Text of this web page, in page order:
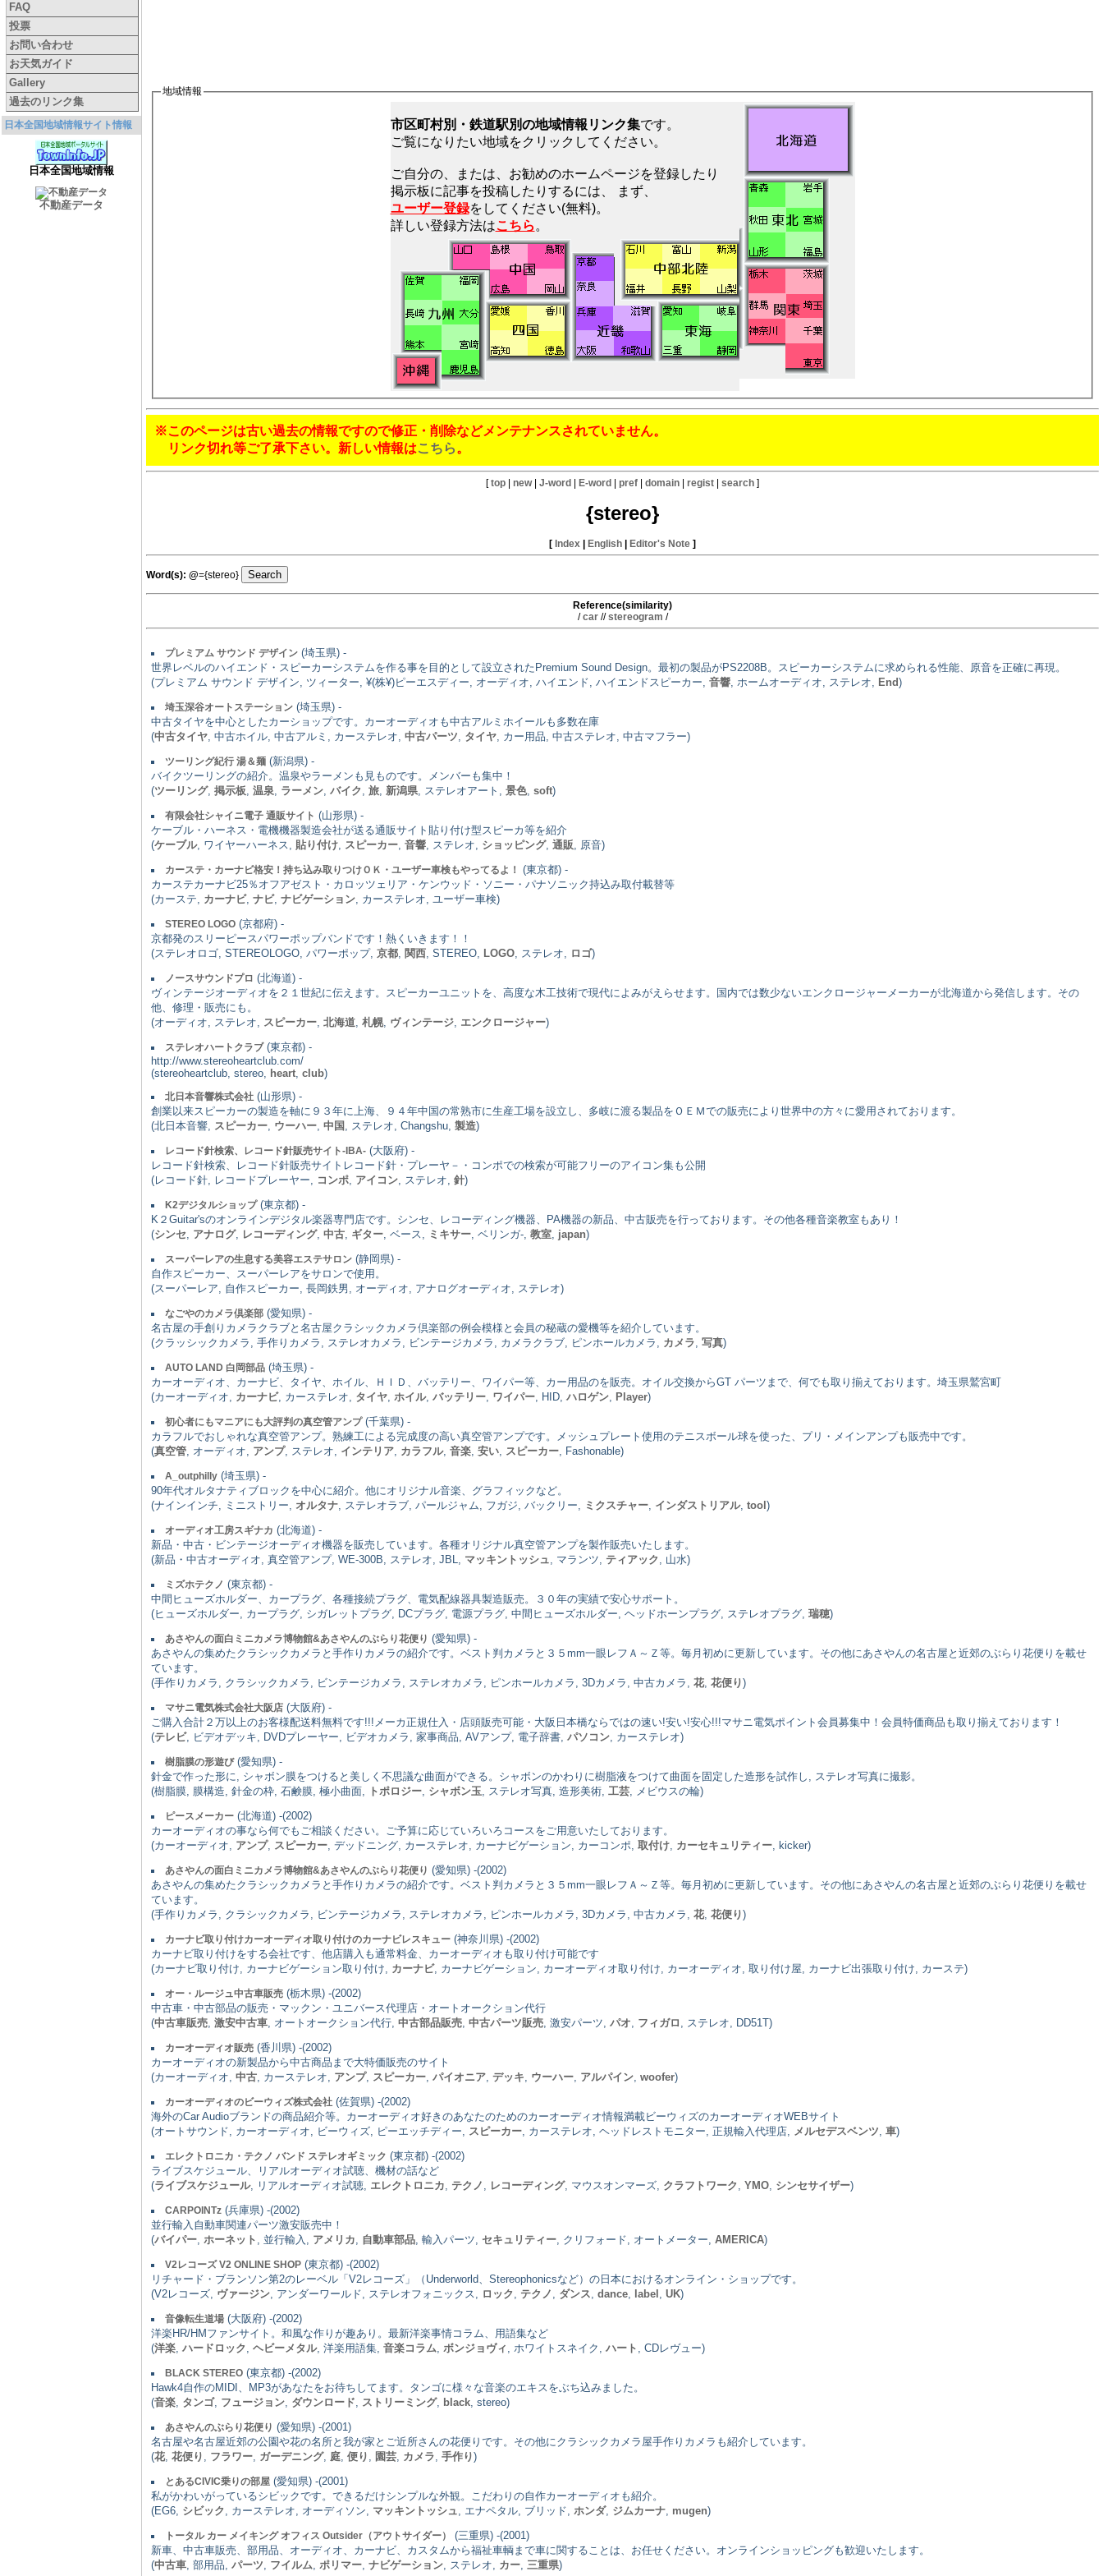
FAQ
投票
お問い合わせ
お天気ガイド
Gallery
過去のリンク集
日本全国地域情報サイト情報
日本全国地域情報
不動産データ
地域情報
市区町村別・鉄道駅別の地域情報リンク集です。
ご覧になりたい地域をクリックしてください。
ご自分の、または、お勧めのホームページを登録したり
掲示板に記事を投稿したりするには、 まず、
ユーザー登録をしてください(無料)。
詳しい登録方法はこちら 。
※このページは古い過去の情報ですので修正・削除などメンテナンスされていません。
リンク切れ等ご了承下さい。新しい情報はこちら。
[top | new| J-word | E-word | pref | domain | regist | search ]
{stereo}
[ Index | English | Editor's Note ]
Word(s): @={stereo}
Reference(similarity)
/car//stereogram /
プレミアム サウンド デザイン (埼玉県) -
世界レベルのハイエンド・スピーカーシステムを作る事を目的として設立されたPremium Sound Design。最初の製品がPS2208B。スピーカーシステムに求められる性能、原音を正確に再現。
(プレミアム サウンド デザイン, ツィーター, ¥(株¥)ピーエスディー, オーディオ, ハイエンド, ハイエンドスピーカー, 音響 , ホームオーディオ, ステレオ, End)
埼玉深谷オートステーション (埼玉県) -
中古タイヤを中心としたカーショップです。カーオーディオも中古アルミホイールも多数在庫
(中古タイヤ , 中古ホイル, 中古アルミ, カーステレオ, 中古パーツ タイヤ , カー用品, 中古ステレオ, 中古マフラー)
ツーリング紀行 湯＆麺 (新潟県) -
バイクツーリングの紹介。温泉やラーメンも見ものです。メンバーも集中！
(ツーリング, 掲示板 温泉 ラーメン バイク 旅 新潟県 , ステレオアート, 景色, soft)
有限会社シャイニ電子 通販サイト (山形県) -
ケーブル・ハーネス・電機機器製造会社が送る通販サイト貼り付け型スピーカ等を紹介
(ケーブル, ワイヤーハーネス, 貼り付け スピーカー 音響 , ステレオ, ショッピング, 通販 , 原音)
カーステ・カーナビ格安！持ち込み取りつけＯＫ・ユーザー車検もやってるよ！
(東京都) -
カーステカーナビ25％オフアゼスト・カロッツェリア・ケンウッド・ソニー・パナソニック持込み取付載替等
(カーステ, カーナビ, ナビ, ナビゲーション , カーステレオ, ユーザー車検)
STEREO LOGO (京都府) -
京都発のスリーピースパワーポップバンドです！熱くいきます！！
(ステレオロゴ, STEREOLOGO, パワーポップ, 京都 関西 , STEREO, LOGO , ステレオ, ロゴ)
ノースサウンドプロ (北海道) -
ヴィンテージオーディオを２１世紀に伝えます。スピーカーユニットを、高度な木工技術で現代によみがえらせます。国内では数少ないエンクロージャーメーカーが北海道から発信します。その
他、修理・販売にも。
(オーディオ, ステレオ,
スピーカー 北海道 札幌, ヴィンテージ エンクロージャー)
ステレオハートクラブ(東京都) -
http://www.stereoheartclub.com/
(stereoheartclub, stereo,
heart club)
北日本音響株式会社 (山形県) -
創業以来スピーカーの製造を軸に９３年に上海、９４年中国の常熟市に生産工場を設立し、多岐に渡る製品をＯＥＭでの販売により世界中の方々に愛用されております。
(北日本音響,
スピーカー ウーハー 中国 , ステレオ, Changshu, 製造)
レコード針検索、レコード針販売サイト-IBA- (大阪府) -
レコード針検索、レコード針販売サイトレコード針・プレーヤ－・コンポでの検索が可能フリーのアイコン集も公開
(レコード針, レコードプレーヤー,
コンポ アイコン , ステレオ, 針)
K2デジタルショップ(東京都) -
K２Guitar'sのオンラインデジタル楽器専門店です。シンセ、レコーディング機器、PA機器の新品、中古販売を行っております。その他各種音楽教室もあり！
(シンセ アナログ, レコーディング, 中古 ギター , ベース, ミキサー , ベリンガ-, 教室 japan)
スーパーレアの生息する美容エステサロン (静岡県) -
自作スピーカー、スーパーレアをサロンで使用。
(スーパーレア, 自作スピーカー, 長岡鉄男, オーディオ, アナログオーディオ, ステレオ)
なごやのカメラ倶楽部 (愛知県) -
名古屋の手創りカメラクラブと名古屋クラシックカメラ倶楽部の例会模様と会員の秘蔵の愛機等を紹介しています。
(クラッシックカメラ, 手作りカメラ, ステレオカメラ, ビンテージカメラ, カメラクラブ, ピンホールカメラ, カメラ 写真)
AUTO LAND 白岡部品 (埼玉県) -
カーオーディオ、カーナビ、タイヤ、ホイル、ＨＩＤ、バッテリー、ワイパー等、カー用品のを販売。オイル交換からGT パーツまで、何でも取り揃えております。埼玉県鷲宮町
(カーオーディオ, カーナビ, カーステレオ, タイヤ ホイル, バッテリー ワイパー , HID, ハロゲン Player)
初心者にもマニアにも大評判の真空管アンプ(千葉県) -
カラフルでおしゃれな真空管アンプ。熟練工による完成度の高い真空管アンプです。メッシュプレート使用のテニスボール球を使った、プリ・メインアンプも販売中です。
(真空管 , オーディオ, アンプ, ステレオ, インテリア カラフル, 音楽 安い スピーカー , Fashonable)
A_outphilly (埼玉県) -
90年代オルタナティブロックを中心に紹介。他にオリジナル音楽、グラフィックなど。
(ナインインチ, ミニストリー, オルタナ , ステレオラブ, パールジャム, フガジ, バックリー, ミクスチャー インダストリアル, tool )
オーディオ工房スギナカ (北海道) -
新品・中古・ビンテージオーディオ機器を販売しています。各種オリジナル真空管アンプを製作販売いたします。
(新品・中古オーディオ, 真空管アンプ, WE-300B, ステレオ, JBL, マッキントッシュ , マランツ, ティアック , 山水)
ミズホテクノ (東京都) -
中間ヒューズホルダー、カープラグ、各種接続プラグ、電気配線器具製造販売。３０年の実績で安心サポート。
(ヒューズホルダー, カープラグ, シガレットプラグ, DCプラグ, 電源プラグ, 中間ヒューズホルダー, ヘッドホーンプラグ, ステレオプラグ, 瑞穂)
あさやんの面白ミニカメラ博物館&あさやんのぶらり花便り (愛知県) -
あさやんの集めたクラシックカメラと手作りカメラの紹介です。ベスト判カメラと３５mm一眼レフＡ～Ｚ等。毎月初めに更新しています。その他にあさやんの名古屋と近郊のぶらり花便りを載せ
ています。
(手作りカメラ, クラシックカメラ, ビンテージカメラ, ステレオカメラ, ピンホールカメラ, 3Dカメラ, 中古カメラ, 花, 花便り)
マサニ電気株式会社大阪店 (大阪府) -
ご購入合計２万以上のお客様配送料無料です!!!メーカ正規仕入・店頭販売可能・大阪日本橋ならではの速い!安い!安心!!!マサニ電気ポイント会員募集中！会員特価商品も取り揃えております！
(テレビ, ビデオデッキ, DVDプレーヤー, ビデオカメラ, 家事商品, AVアンプ, 電子辞書, パソコン , カーステレオ)
樹脂膜の形遊び(愛知県) -
針金で作った形に, シャボン膜をつけると美しく不思議な曲面ができる。シャボンのかわりに樹脂液をつけて曲面を固定した造形を試作し, ステレオ写真に撮影。
(樹脂膜, 膜構造, 針金の枠, 石鹸膜, 極小曲面,
トポロジー シャボン玉 , ステレオ写真, 造形美術, 工芸 , メビウスの輪)
ピースメーカー (北海道) -(2002)
カーオーディオの事なら何でもご相談ください。ご予算に応じていろいろコースをご用意いたしております。
(カーオーディオ, アンプ, スピーカー , デッドニング, カーステレオ, カーナビゲーション, カーコンポ, 取付け カーセキュリティー , kicker)
あさやんの面白ミニカメラ博物館&あさやんのぶらり花便り (愛知県) -(2002)
あさやんの集めたクラシックカメラと手作りカメラの紹介です。ベスト判カメラと３５mm一眼レフＡ～Ｚ等。毎月初めに更新しています。その他にあさやんの名古屋と近郊のぶらり花便りを載せ
ています。
(手作りカメラ, クラシックカメラ, ビンテージカメラ, ステレオカメラ, ピンホールカメラ, 3Dカメラ, 中古カメラ, 花, 花便り)
カーナビ取り付けカーオーディオ取り付けのカーナビレスキュー (神奈川県) -(2002)
カーナビ取り付けをする会社です、他店購入も通常料金、カーオーディオも取り付け可能です
(カーナビ取り付け, カーナビゲーション取り付け, カーナビ, カーナビゲーション, カーオーディオ取り付け, カーオーディオ, 取り付け屋, カーナビ出張取り付け, カーステ)
オー・ルージュ中古車販売 (栃木県) -(2002)
中古車・中古部品の販売・マックン・ユニバース代理店・オートオークション代行
(中古車販売 激安中古車 , オートオークション代行, 中古部品販売 中古パーツ販売 , 激安パーツ, パオ フィガロ , ステレオ, DD51T)
カーオーディオ販売 (香川県) -(2002)
カーオーディオの新製品から中古商品まで大特価販売のサイト
(カーオーディオ, 中古 , カーステレオ, アンプ, スピーカー パイオニア デッキ ウーハー アルパイン woofer)
カーオーディオのビーウィズ株式会社 (佐賀県) -(2002)
海外のCar Audioブランドの商品紹介等。カーオーディオ好きのあなたのためのカーオーディオ情報満載ビーウィズのカーオーディオWEBサイト
(オートサウンド, カーオーディオ, ビーウィズ, ピーエッチディー,
スピーカー , カーステレオ, ヘッドレストモニター, 正規輸入代理店, メルセデスベンツ 車)
エレクトロニカ・テクノ バンド ステレオギミック (東京都) -(2002)
ライブスケジュール、リアルオーディオ試聴、機材の話など
(ライブスケジュール, リアルオーディオ試聴, エレクトロニカ テクノ レコーディング, マウスオンマーズ, クラフトワーク YMO シンセサイザー)
CARPOINTz (兵庫県) -(2002)
並行輸入自動車関連パーツ激安販売中！
(バイパー ホーネット , 並行輸入, アメリカ 自動車部品 , 輸入パーツ, セキュリティー , クリフォード, オートメーター, AMERICA)
V2レコーズ V2 ONLINE SHOP (東京都) -(2002)
リチャード・ブランソン第2のレーベル「V2レコーズ」（Underworld、Stereophonicsなど）の日本におけるオンライン・ショップです。
(V2レコーズ, ヴァージン , アンダーワールド, ステレオフォニックス, ロック テクノ ダンス dance label UK)
音像転生道場 (大阪府) -(2002)
洋楽HR/HMファンサイト。和風な作りが趣あり。最新洋楽事情コラム、用語集など
(洋楽 ハードロック ヘビーメタル, 洋楽用語集, 音楽コラム ボンジョヴィ , ホワイトスネイク, ハート , CDレヴュー)
BLACK STEREO (東京都) -(2002)
Hawk4自作のMIDI、MP3があなたをお待ちしてます。タンゴに様々な音楽のエキスをぶち込みました。
(音楽 タンゴ, フュージョン ダウンロード ストリーミング, black , stereo)
あさやんのぶらり花便り (愛知県) -(2001)
名古屋や名古屋近郊の公園や花の名所と我が家とご近所さんの花便りです。その他にクラシックカメラ屋手作りカメラも紹介しています。
(花, 花便り フラワー ガーデニング, 庭 便り 園芸 カメラ 手作り)
とあるCIVIC乗りの部屋 (愛知県) -(2001)
私がかわいがっているシビックです。できるだけシンプルな外観。こだわりの自作カーオーディオも紹介。
(EG6, シビック , カーステレオ, オーディソン, マッキントッシュ , エナペタル, ブリッド, ホンダ, ジムカーナ mugen)
トータル カー メイキング オフィス Outsider（アウトサイダー）
(三重県) -(2001)
新車、中古車販売、部用品、オーディオ、カーナビ、カスタムから福祉車輌まで車に関することは、お任せください。オンラインショッピングも歓迎いたします。
(中古車 , 部用品, パーツ フイルム ポリマー ナビゲーション , ステレオ, カー 三重県)